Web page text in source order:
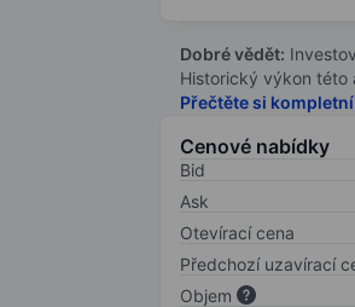
Dobré vědět:
Historický výkon této
Přečtěte si
Cenové nabídky
Bid
Ask
Otevírací cena
Předchozí uzavírací
Objem